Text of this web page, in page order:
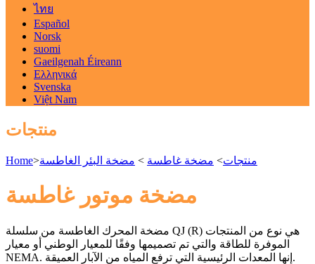
ไทย
Español
Norsk
suomi
Gaeilgenah Éireann
Ελληνικά
Svenska
Việt Nam
منتجات
Home> منتجات> مضخة غاطسة > مضخة البئر الغاطسة
مضخة موتور غاطسة
مضخة المحرك الغاطسة من سلسلة QJ (R) هي نوع من المنتجات
الموفرة للطاقة والتي تم تصميمها وفقًا للمعيار الوطني أو معيار
NEMA. إنها المعدات الرئيسية التي ترفع المياه من الآبار العميقة.